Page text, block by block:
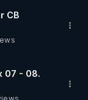
CB
07 - 08.